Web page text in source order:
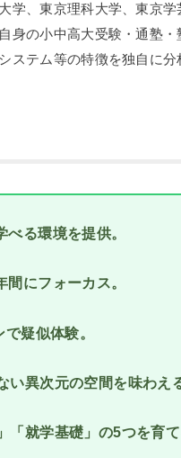
学、東京理科大学、東京学
身の小中高大受験・通塾・
ステム等の特徴を独自に分
る環境を提供。
にフォーカス。
疑似体験。
異次元の空間を味わえ
就学基礎」の5つを育て